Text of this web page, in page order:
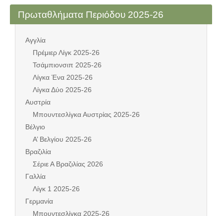
Πρωταθλήματα Περιόδου 2025-26
Αγγλία
Πρέμιερ Λίγκ 2025-26
Τσάμπιονσιπ 2025-26
Λίγκα Ένα 2025-26
Λίγκα Δύο 2025-26
Αυστρία
Μπουντεσλίγκα Αυστρίας 2025-26
Βέλγιο
Α’ Βελγίου 2025-26
Βραζιλία
Σέριε Α Βραζιλίας 2026
Γαλλία
Λίγκ 1 2025-26
Γερμανία
Μπουντεσλίγκα 2025-26